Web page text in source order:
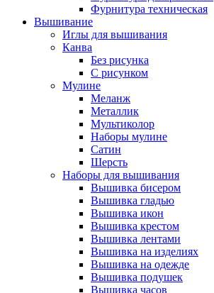
Фурнитура техническая
Вышивание
Иглы для вышивания
Канва
Без рисунка
С рисунком
Мулине
Меланж
Металлик
Мультиколор
Наборы мулине
Сатин
Шерсть
Наборы для вышивания
Вышивка бисером
Вышивка гладью
Вышивка икон
Вышивка крестом
Вышивка лентами
Вышивка на изделиях
Вышивка на одежде
Вышивка подушек
Вышивка часов